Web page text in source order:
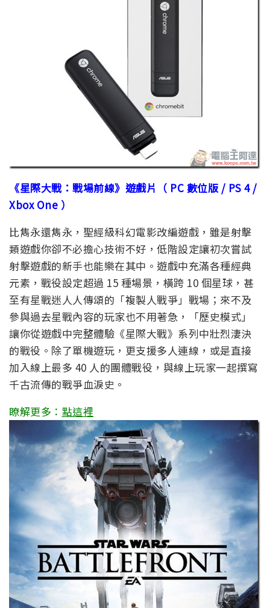
《星際大戰：戰場前線》遊戲片（ PC 數位版 / PS 4 /
Xbox One ）
比雋永還雋永，聖經級科幻電影改編遊戲，雖是射擊
類遊戲你卻不必擔心技術不好，低階設定讓初次嘗試
射擊遊戲的新手也能樂在其中。遊戲中充滿各種經典
元素，戰役設定超過 15 種場景，橫跨 10 個星球，甚
至有星戰迷人人傳頌的「複製人戰爭」戰場；來不及
參與過去星戰內容的玩家也不用著急，「歷史模式」
讓你從遊戲中完整體驗《星際大戰》系列中壯烈淒決
的戰役。除了單機遊玩，更支援多人連線，或是直接
加入線上最多 40 人的團體戰役，與線上玩家一起撰寫
千古流傳的戰爭血淚史。
瞭解更多： 點這裡